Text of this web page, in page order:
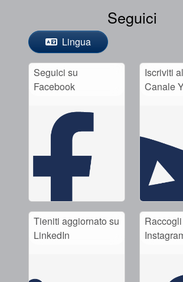
Seguici
Lingua
Seguici su
Facebook
Iscriviti
Canale
Tieniti aggiornato su
LinkedIn